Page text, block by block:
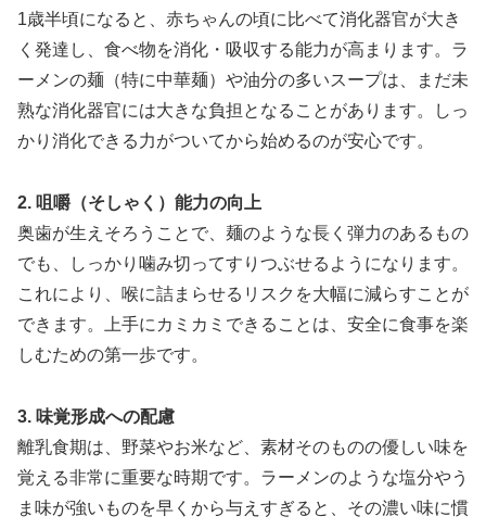
1歳半頃になると、赤ちゃんの頃に比べて消化器官が大き
く発達し、食べ物を消化・吸収する能力が高まります。ラ
ーメンの麺（特に中華麺）や油分の多いスープは、まだ未
熟な消化器官には大きな負担となることがあります。しっ
かり消化できる力がついてから始めるのが安心です。
2. 咀嚼（そしゃく）能力の向上
奥歯が生えそろうことで、麺のような長く弾力のあるもの
でも、しっかり噛み切ってすりつぶせるようになります。
これにより、喉に詰まらせるリスクを大幅に減らすことが
できます。上手にカミカミできることは、安全に食事を楽
しむための第一歩です。
3. 味覚形成への配慮
離乳食期は、野菜やお米など、素材そのものの優しい味を
覚える非常に重要な時期です。ラーメンのような塩分やう
ま味が強いものを早くから与えすぎると、その濃い味に慣